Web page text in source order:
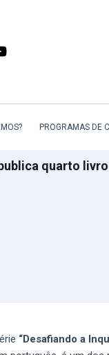
PROGRAMAS DE
publica quarto
“Desafiando a